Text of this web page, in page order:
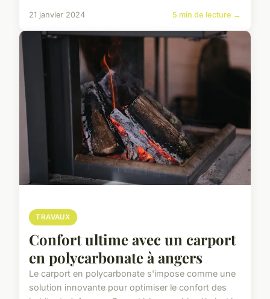
21 janvier 2024 5 min de lecture →
TRAVAUX
Confort ultime avec un carport
en polycarbonate à angers
Le carport en polycarbonate s'impose comme une
solution innovante pour optimiser le confort des